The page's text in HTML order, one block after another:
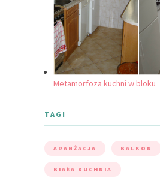
Metamorfoza kuchni w bloku
TAGI
ARANŻACJA BALKON
BIAŁA KUCHNIA